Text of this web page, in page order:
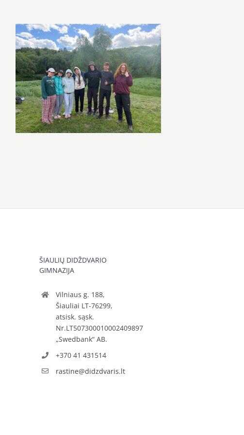
ŠIAULIŲ DIDŽDVARIO
GIMNAZIJA
Vilniaus g. 188,
Šiauliai LT-76299,
atsisk. sąsk.
Nr.LT507300010002409897
„Swedbank“ AB.
+370 41 431514
rastine@didzdvaris.lt